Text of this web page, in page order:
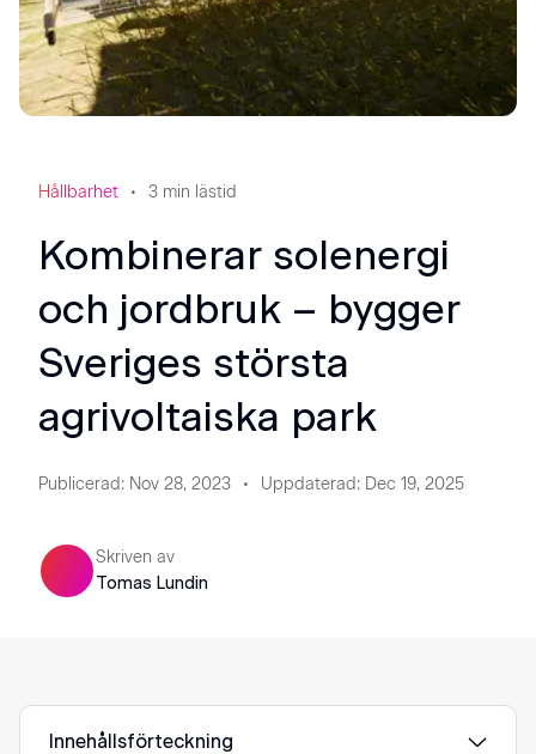
Hållbarhet 3 min lästid
Kombinerar solenergi
och jordbruk – bygger
Sveriges största
agrivoltaiska park
Publicerad: Nov 28, 2023 Uppdaterad: Dec 19, 2025
Skriven av
Tomas Lundin
Innehållsförteckning